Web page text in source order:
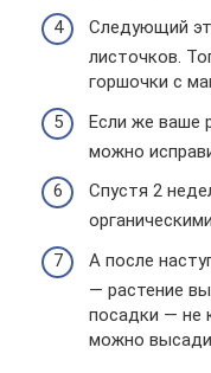
Следующий
листочков.
горшочки с
Если же ваше
можно
Спустя 2
А после
— растение
посадки — не
можно